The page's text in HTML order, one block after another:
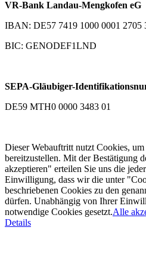
VR-Bank Landau-Mengkofen eG
IBAN: DE57 7419 1000 0001 2705
BIC: GENODEF1LND
SEPA-Gläubiger-
DE59 MTH0 0000 3483 01
Dieser Webauftritt nutzt Cookies,
bereitzustellen. Mit der Bestätigung
akzeptieren" erteilen Sie uns die
Einwilligung, dass wir die unter
beschriebenen Cookies zu den
dürfen. Unabhängig von Ihrer
notwendige Cookies gesetzt.Alle
Details